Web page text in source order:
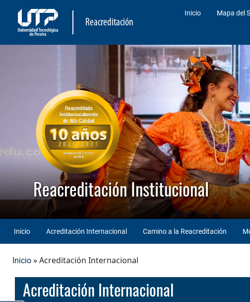
Reacreditación
Inicio Mapa del
Reacreditación Institucional
Inicio Acreditación Internacional Camino a la Reacreditación
Inicio » Acreditación Internacional
Acreditación Internacional